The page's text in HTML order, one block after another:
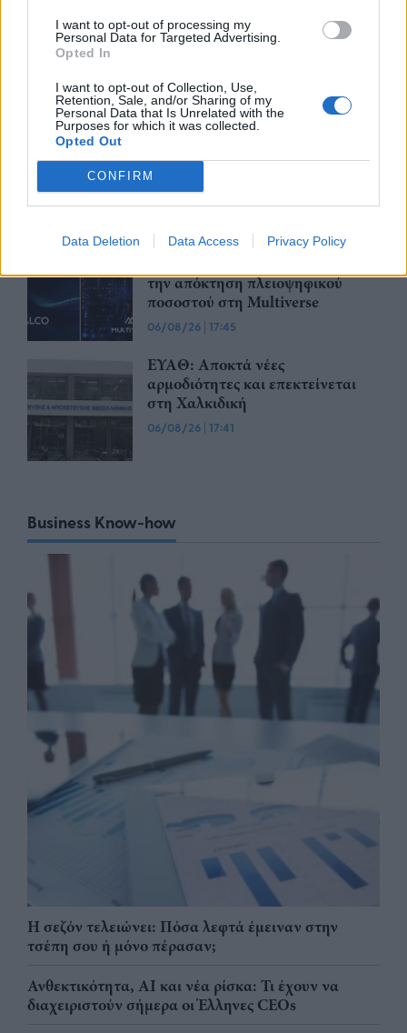
I want to opt-out of processing my
Personal Data for Targeted Advertising.
Opted In
I want to opt-out of Collection, Use,
Retention, Sale, and/or Sharing of my
Personal Data that Is Unrelated with the
Purposes for which it was collected.
Opted Out
CONFIRM
Data Deletion Data Access Privacy Policy
Εξαγοράζει την EasyJet έναντι 7,7
δισ. δολαρίων - Η δήλωση του Sir
06/08/26|18:31
Σαμοθράκη: Σε λειτουργία η
για το ειδικό πρόγραμμα στήριξης
επιχειρήσεων
06/08/26|18:07
Ο Όμιλος Qualco επεκτείνει τη
την απόκτηση πλειοψηφικού
ποσοστού στη Multiverse
06/08/26 | 17:45
ΕΥΑΘ: Αποκτά νέες
αρμοδιότητες και επεκτείνεται
στη Χαλκιδική
06/08/26 | 17:41
Business Know-how
Η σεζόν τελειώνει: Πόσα λεφτά έμειναν στην
τσέπη σου ή μόνο πέρασαν;
Ανθεκτικότητα, AI και νέα ρίσκα: Τι έχουν να
διαχειριστούν σήμερα οι Έλληνες CEOs